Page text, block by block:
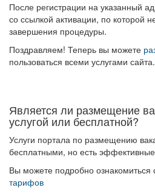
После регистрации на указанный
со ссылкой активации, по которой
завершения процедуры.
Поздравляем! Теперь вы можете
пользоваться всеми услугами сайта.
Является ли размещение
услугой или бесплатной?
Услуги портала по размещению
бесплатными, но есть
Вы можете подробно ознакомиться
тарифов